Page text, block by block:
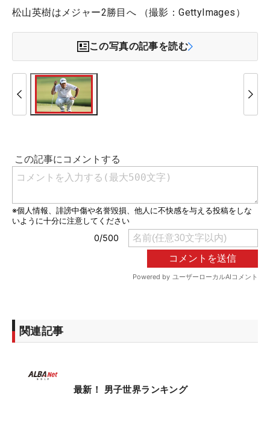
松山英樹はメジャー2勝目へ （撮影：GettyImages）
この写真の記事を読む
関連記事
最新！ 男子世界ランキング